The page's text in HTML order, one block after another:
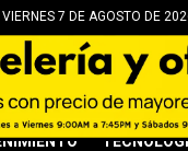
VIERNES 7 DE AGOSTO DE